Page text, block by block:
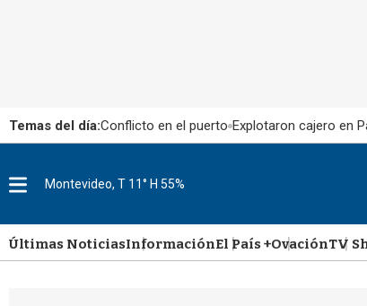
Temas del día:Conflicto en el puerto Explotaron cajero en
u
Montevideo, T 11° H 55%
Últimas NoticiasInformaciónEl País +OvaciónTV